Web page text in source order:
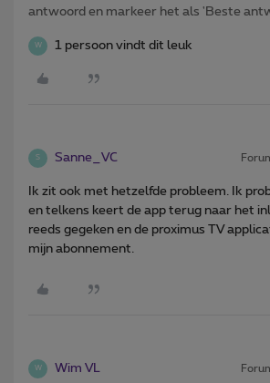
antwoord en markeer het als 'Beste
W 1 persoon vindt dit leuk
S Sanne_VC
Ik zit ook met hetzelfde probleem. Ik
en telkens keert de app terug naar het
reeds gegeken en de proximus TV
mijn abonnement.
W Wim VL